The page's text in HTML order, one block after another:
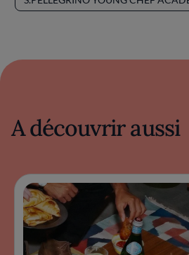
A découvrir aussi